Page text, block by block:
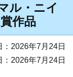
ル・ニイ
作品
：2026年7月24日
：2026年7月24日